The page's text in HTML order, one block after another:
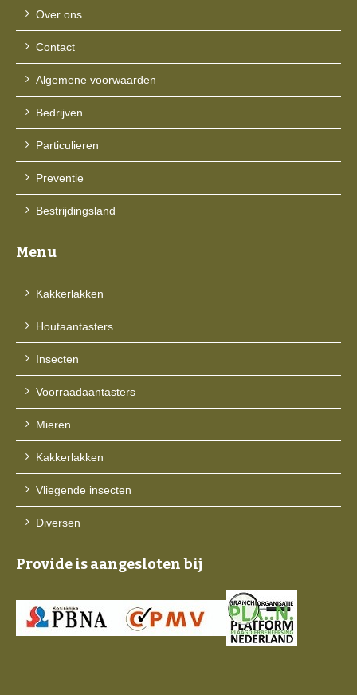
Over ons
Contact
Algemene voorwaarden
Bedrijven
Particulieren
Preventie
Bestrijdingsland
Menu
Kakkerlakken
Houtaantasters
Insecten
Voorraadaantasters
Mieren
Kakkerlakken
Vliegende insecten
Diversen
Provide is aangesloten bij